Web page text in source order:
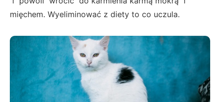
mięchem. Wyeliminować z diety to co uczula.